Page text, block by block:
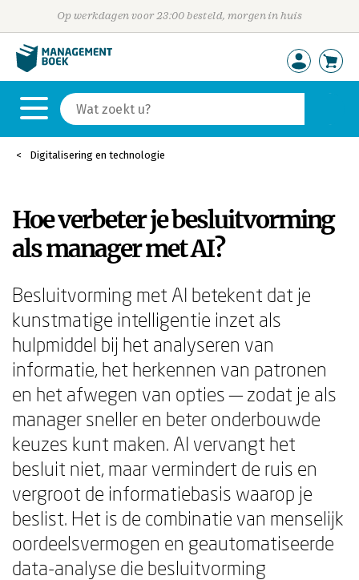
Op werkdagen voor 23:00 besteld, morgen in huis
Digitalisering en technologie
Hoe verbeter je besluitvorming
als manager met AI?
Besluitvorming met AI betekent dat je
kunstmatige intelligentie inzet als
hulpmiddel bij het analyseren van
informatie, het herkennen van patronen
en het afwegen van opties — zodat je als
manager sneller en beter onderbouwde
keuzes kunt maken. AI vervangt het
besluit niet, maar vermindert de ruis en
vergroot de informatiebasis waarop je
beslist. Het is de combinatie van menselijk
oordeelsvermogen en geautomatiseerde
data-analyse die besluitvorming